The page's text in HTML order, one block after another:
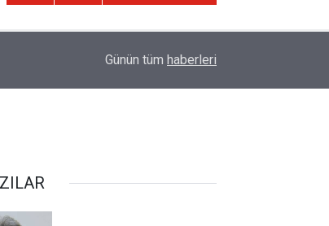
Çile çekilen yol!
Günün tüm haberleri